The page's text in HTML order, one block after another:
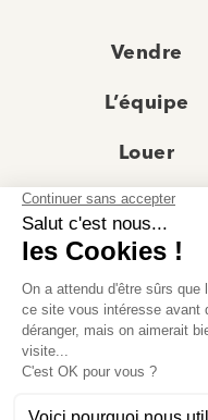
Vendre
L’équipe
Louer
Actualités
Recrutement
Prestige
© Moriss